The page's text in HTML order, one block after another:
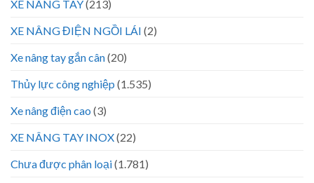
XE NÂNG TAY(213)
XE NÂNG ĐIỆN NGỒI LÁI (2)
Xe nâng tay gắn cân(20)
Thủy lực công nghiệp (1.535)
Xe nâng điện cao (3)
XE NÂNG TAY INOX(22)
Chưa được phân loại(1.781)